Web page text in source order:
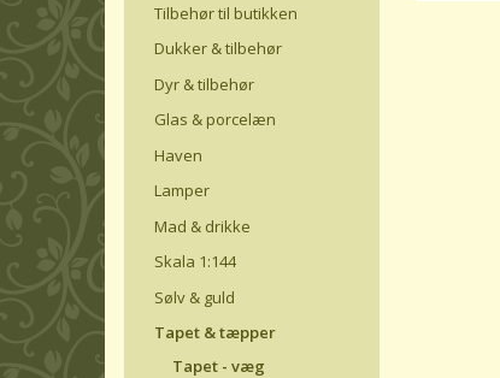
Tilbehør til butikken
Dukker & tilbehør
Dyr & tilbehør
Glas & porcelæn
Haven
Lamper
Mad & drikke
Skala 1:144
Sølv & guld
Tapet & tæpper
Tapet - væg